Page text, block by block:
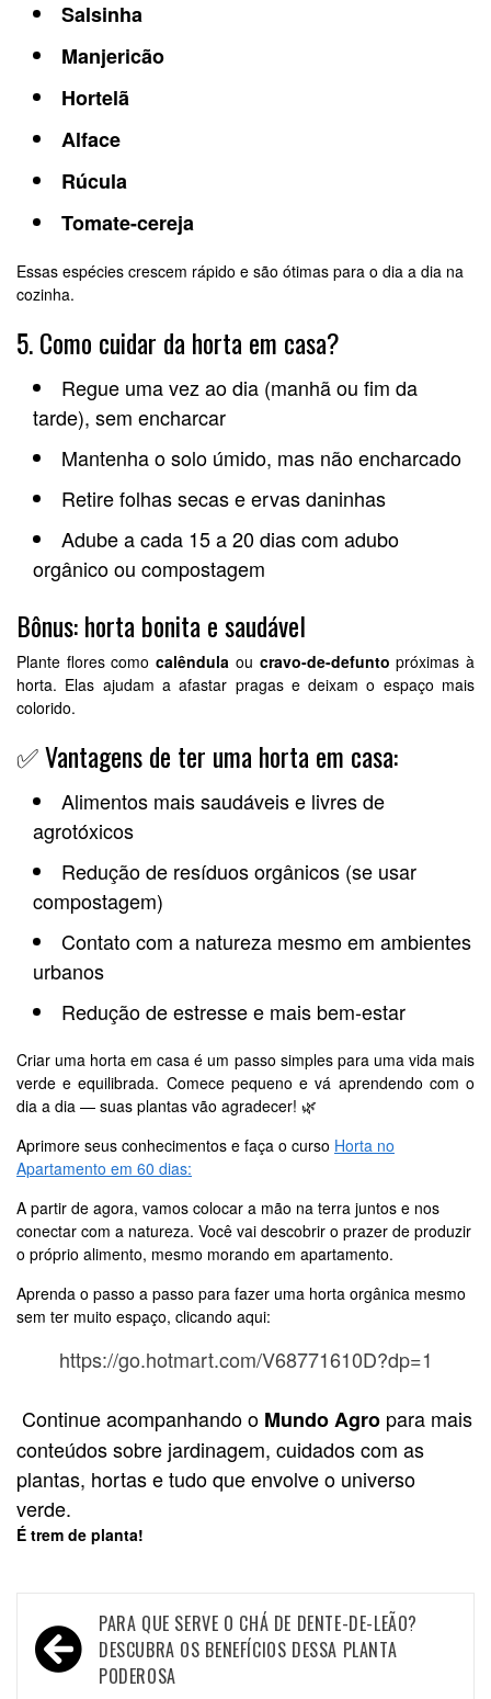
Salsinha
Manjericão
Hortelã
Alface
Rúcula
Tomate-cereja
Essas espécies crescem rápido e são ótimas para o dia a dia na
cozinha.
5. Como cuidar da horta em casa?
Regue uma vez ao dia (manhã ou fim da
tarde), sem encharcar
Mantenha o solo úmido, mas não encharcado
Retire folhas secas e ervas daninhas
Adube a cada 15 a 20 dias com adubo
orgânico ou compostagem
Bônus: horta bonita e saudável
Plante flores comocalêndula ou cravo-de-defunto próximas à
horta. Elas ajudam a afastar pragas e deixam o espaço mais
colorido.
✅ Vantagens de ter uma horta em casa:
Alimentos mais saudáveis e livres de
agrotóxicos
Redução de resíduos orgânicos (se usar
compostagem)
Contato com a natureza mesmo em ambientes
urbanos
Redução de estresse e mais bem-estar
Criar uma horta em casa é um passo simples para uma vida mais
verde e equilibrada. Comece pequeno e vá aprendendo com o
dia a dia — suas plantas vão agradecer! 🌿
Aprimore seus conhecimentos e faça o curso Horta no
Apartamento em 60 dias:
A partir de agora, vamos colocar a mão na terra juntos e nos
conectar com a natureza. Você vai descobrir o prazer de produzir
o próprio alimento, mesmo morando em apartamento.
Aprenda o passo a passo para fazer uma horta orgânica mesmo
sem ter muito espaço, clicando aqui:
https://go.hotmart.com/V68771610D?dp=1
Continue acompanhando o Mundo Agro para mais
conteúdos sobre jardinagem, cuidados com as
plantas, hortas e tudo que envolve o universo
verde.
É trem de planta!
PARA QUE SERVE O CHÁ DE DENTE-DE-LEÃO?
DESCUBRA OS BENEFÍCIOS DESSA PLANTA
PODEROSA